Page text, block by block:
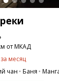
от МКАД
за месяц
чан Баня